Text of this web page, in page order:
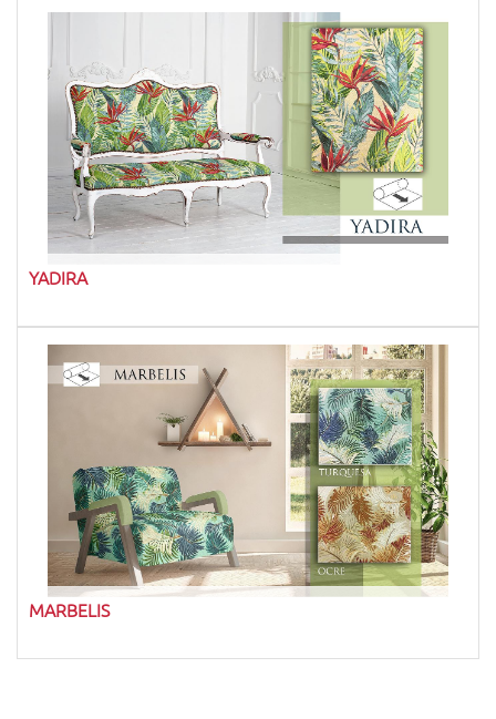
YADIRA
MARBELIS